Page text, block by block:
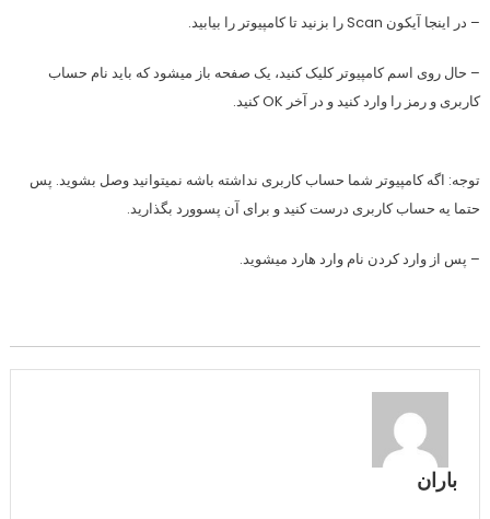
– در اینجا آیکون Scan را بزنید تا کامپیوتر را بیابید.
– حال روی اسم کامپیوتر کلیک کنید، یک صفحه باز میشود که باید نام حساب
کاربری و رمز را وارد کنید و در آخر OK کنید.
توجه: اگه کامپیوتر شما حساب کاربری نداشته باشه نمیتوانید وصل بشوید. پس
حتما یه حساب کاربری درست کنید و برای آن پسوورد بگذارید.
– پس از وارد کردن نام وارد هارد میشوید.
باران